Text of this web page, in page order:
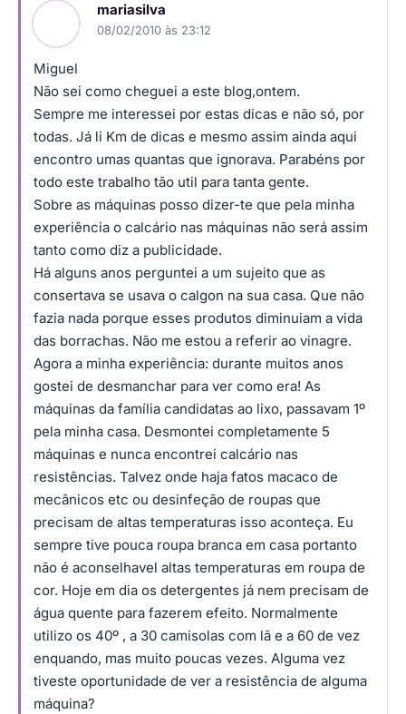
mariasilva
08/02/2010 às 23:12
Miguel
Não sei como cheguei a este blog,ontem.
Sempre me interessei por estas dicas e não só, por
todas. Já li Km de dicas e mesmo assim ainda aqui
encontro umas quantas que ignorava. Parabéns por
todo este trabalho tão util para tanta gente.
Sobre as máquinas posso dizer-te que pela minha
experiência o calcário nas máquinas não será assim
tanto como diz a publicidade.
Há alguns anos perguntei a um sujeito que as
consertava se usava o calgon na sua casa. Que não
fazia nada porque esses produtos diminuiam a vida
das borrachas. Não me estou a referir ao vinagre.
Agora a minha experiência: durante muitos anos
gostei de desmanchar para ver como era! As
máquinas da família candidatas ao lixo, passavam 1º
pela minha casa. Desmontei completamente 5
máquinas e nunca encontrei calcário nas
resistências. Talvez onde haja fatos macaco de
mecânicos etc ou desinfeção de roupas que
precisam de altas temperaturas isso aconteça. Eu
sempre tive pouca roupa branca em casa portanto
não é aconselhavel altas temperaturas em roupa de
cor. Hoje em dia os detergentes já nem precisam de
água quente para fazerem efeito. Normalmente
utilizo os 40º , a 30 camisolas com lã e a 60 de vez
enquando, mas muito poucas vezes. Alguma vez
tiveste oportunidade de ver a resistência de alguma
máquina?